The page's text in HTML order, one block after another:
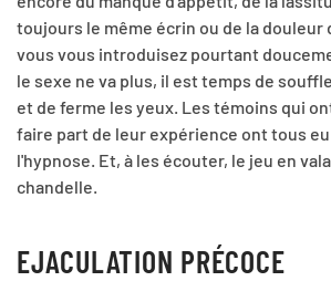
toujours le même écrin ou de la douleur
vous vous introduisez pourtant
le sexe ne va plus, il est temps de
et de ferme les yeux. Les témoins qui
faire part de leur expérience ont tous
l'hypnose. Et, à les écouter, le jeu en
chandelle.
EJACULATION PRÉCOCE